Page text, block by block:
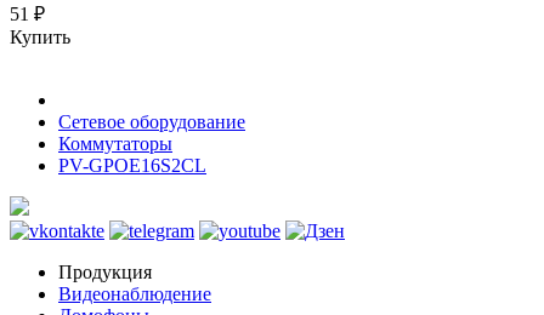
51 ₽
Купить
Сетевое оборудование
Коммутаторы
PV-GPOE16S2CL
Продукция
Видеонаблюдение